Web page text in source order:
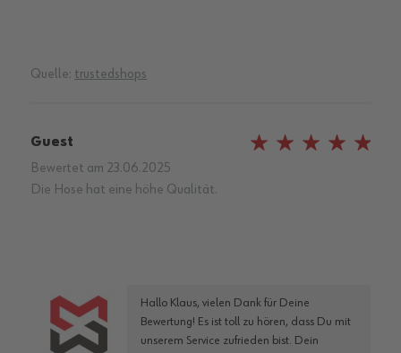
Quelle: trustedshops
Guest
Bewertet am 23.06.2025
Die Hose hat eine höhe Qualität.
Hallo Klaus, vielen Dank für Deine
Bewertung! Es ist toll zu hören, dass Du mit
unserem Service zufrieden bist. Dein